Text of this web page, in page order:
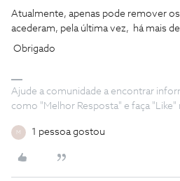
Atualmente, apenas pode remover
acederam, pela última vez, há mais
Obrigado
Ajude a comunidade a encontrar
como "Melhor Resposta" e faça
M 1 pessoa gostou